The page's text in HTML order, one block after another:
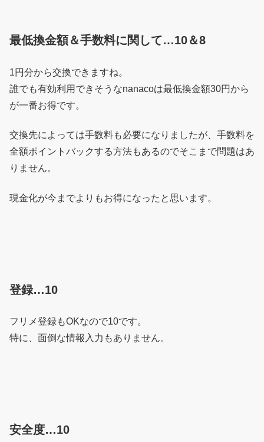
最低換金額＆手数料に関して…10＆8
1円分から交換できますね。
誰でも有効利用できそうなnanacoは最低換金額30円から
が一番お得です。
交換先によっては手数料も必要になりましたが、手数料を
全額ポイントバックする方法もあるのでそこまで問題はあ
りません。
現金化が今までよりもお得になったと思います。
登録…10
フリメ登録もOKなので10です。
特に、面倒な情報入力もありません。
安全度…10